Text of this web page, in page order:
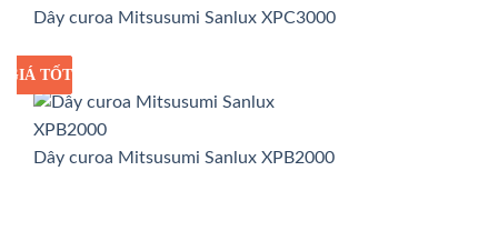
Dây curoa Mitsusumi Sanlux XPC3000
GIÁ SỈ
GIÁ TỐT
Dây curoa Mitsusumi Sanlux XPB2000